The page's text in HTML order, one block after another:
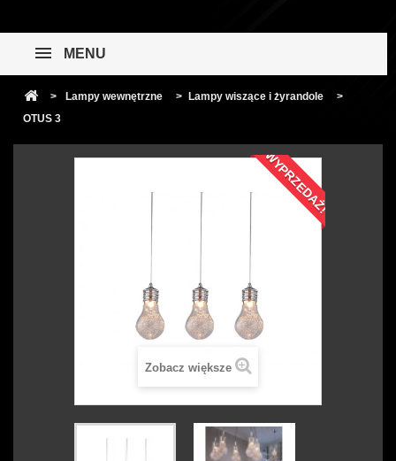
MENU
> Lampy wewnętrzne > Lampy wiszące i żyrandole
>
OTUS 3
WYPRZEDAŻ!
Zobacz większe